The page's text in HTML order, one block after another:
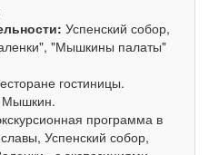
Успенский собор,
"Мышкины палаты"
гостиницы.
Мышкин.
программа в
Успенский собор,